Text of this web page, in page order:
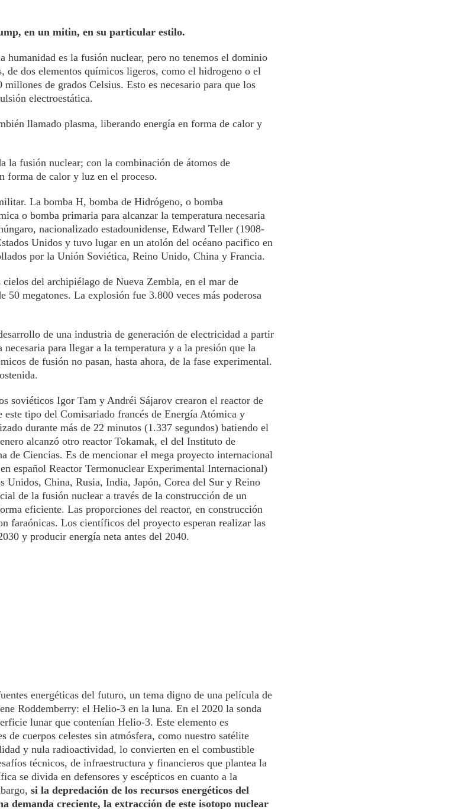
en un mitin, en su particular estilo.
humanidad es la fusión nuclear, pero no tenemos el dominio
dos elementos químicos ligeros, como el hidrogeno o el
de grados Celsius. Esto es necesario para que los
electroestática.
llamado plasma, liberando energía en forma de calor y
la fusión nuclear; con la combinación de átomos de
forma de calor y luz en el proceso.
La bomba H, bomba de Hidrógeno, o bomba
o bomba primaria para alcanzar la temperatura necesaria
nacionalizado estadounidense, Edward Teller (1908-
Unidos y tuvo lugar en un atolón del océano pacifico en
por la Unión Soviética, Reino Unido, China y Francia.
del archipiélago de Nueva Zembla, en el mar de
megatones. La explosión fue 3.800 veces más poderosa
de una industria de generación de electricidad a partir
para llegar a la temperatura y a la presión que la
de fusión no pasan, hasta ahora, de la fase experimental.
soviéticos Igor Tam y Andréi Sájarov crearon el reactor de
tipo del Comisariado francés de Energía Atómica y
durante más de 22 minutos (1.337 segundos) batiendo el
alcanzó otro reactor Tokamak, el del Instituto de
de Ciencias. Es de mencionar el mega proyecto internacional
español Reactor Termonuclear Experimental Internacional)
Unidos, China, Rusia, India, Japón, Corea del Sur y Reino
de la fusión nuclear a través de la construcción de un
eficiente. Las proporciones del reactor, en construcción
faraónicas. Los científicos del proyecto esperan realizar las
y producir energía neta antes del 2040.
energéticas del futuro, un tema digno de una película de
Roddemberry: el Helio-3 en la luna. En el 2020 la sonda
lunar que contenían Helio-3. Este elemento es
de cuerpos celestes sin atmósfera, como nuestro satélite
y nula radioactividad, lo convierten en el combustible
técnicos, de infraestructura y financieros que plantea la
se divida en defensores y escépticos en cuanto a la
si la depredación de los recursos energéticos del
demanda creciente, la extracción de este isotopo nuclear